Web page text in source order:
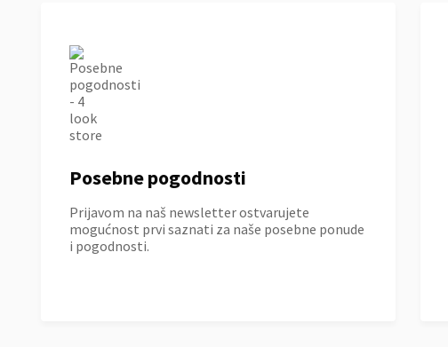
Posebne pogodnosti
Prijavom na naš newsletter ostvarujete
mogućnost prvi saznati za naše posebne ponude
i pogodnosti.